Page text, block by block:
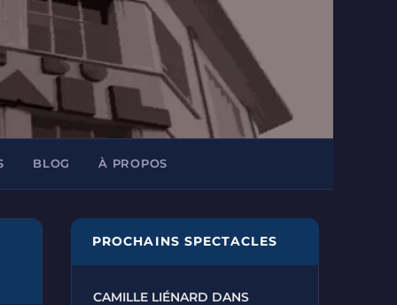
BLOG À PROPOS
PROCHAINS SPECTACLES
CAMILLE LIÉNARD DANS